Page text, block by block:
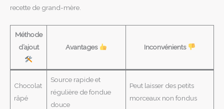
recette de grand-mère.
Méthode
d’ajout
Avantages Inconvénients
Chocolat
râpé
Source rapide et
régulière de fondue
douce
Peut laisser des petits
morceaux non fondus